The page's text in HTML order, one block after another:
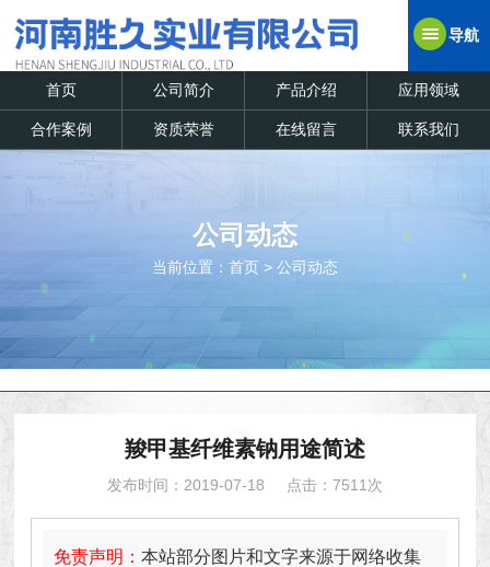
导航
首页 公司简介 产品介绍 应用领域
合作案例 资质荣誉 在线留言 联系我们
公司动态
当前位置： 首页 > 公司动态
羧甲基纤维素钠用途简述
发布时间：2019-07-18 点击：7511次
免责声明：本站部分图片和文字来源于网络收集